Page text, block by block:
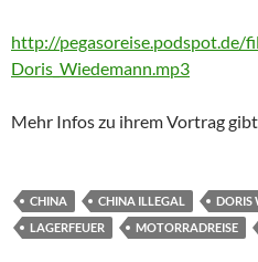
http://pegasoreise.podspot.de/
Doris_Wiedemann.mp3
Mehr Infos zu ihrem Vortrag
CHINA CHINA ILLEGAL DORIS
LAGERFEUER
MOTORRADREISE